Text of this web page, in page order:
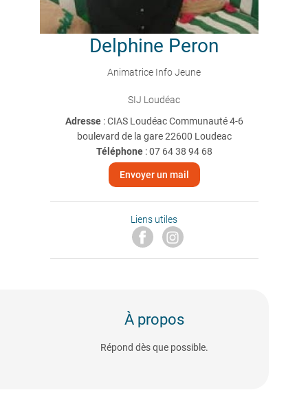
Delphine Peron
Animatrice Info Jeune
SIJ Loudéac
Adresse : CIAS Loudéac Communauté 4-6
boulevard de la gare 22600 Loudeac
Téléphone:07 64 38 94 68
Envoyer un mail
Liens utiles
À propos
Répond dès que possible.